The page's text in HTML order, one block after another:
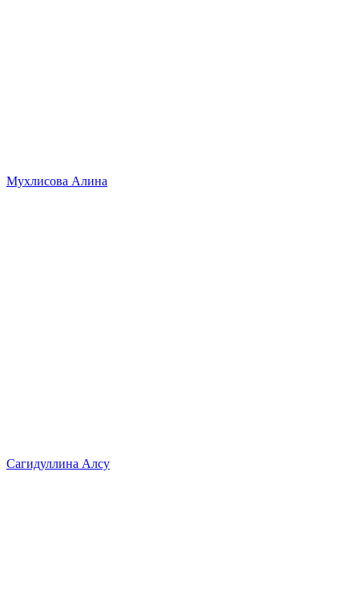
Мухлисова Алина
Сагидуллина Алсу